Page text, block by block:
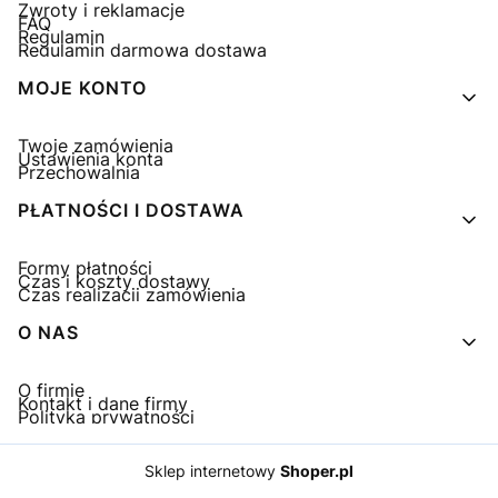
Zwroty i reklamacje
FAQ
Regulamin
Regulamin darmowa dostawa
MOJE KONTO
Twoje zamówienia
Ustawienia konta
Przechowalnia
PŁATNOŚCI I DOSTAWA
Formy płatności
Czas i koszty dostawy
Czas realizacji zamówienia
O NAS
O firmie
Kontakt i dane firmy
Polityka prywatności
Sklep internetowy Shoper.pl